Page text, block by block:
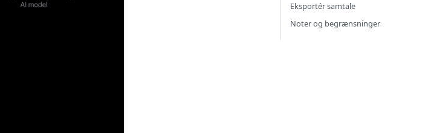
Eksportér samtale
Noter og begrænsninger